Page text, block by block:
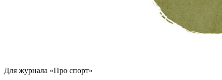
Для журнала «Про спорт»